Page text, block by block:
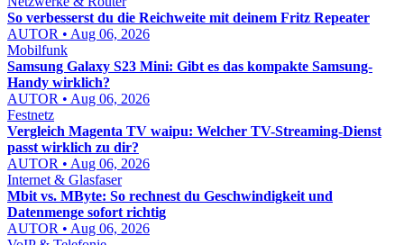
So verbesserst du die Reichweite mit deinem Fritz Repeater
AUTOR • Aug 06, 2026
Mobilfunk
Samsung Galaxy S23 Mini: Gibt es das kompakte Samsung-
Handy wirklich?
AUTOR • Aug 06, 2026
Festnetz
Vergleich Magenta TV waipu: Welcher TV-Streaming-Dienst
passt wirklich zu dir?
AUTOR • Aug 06, 2026
Internet & Glasfaser
Mbit vs. MByte: So rechnest du Geschwindigkeit und
Datenmenge sofort richtig
AUTOR • Aug 06, 2026